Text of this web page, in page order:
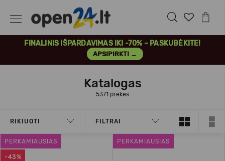
FINALINIS IŠPARDAVIMAS IKI -70% – PASKUBĖKITE!
APSIPIRKTI →
Katalogas
5371 prekės
RIKIUOTI FILTRAI
-43%
PERKAMIAUSIAS PERKAMIAUSIAS